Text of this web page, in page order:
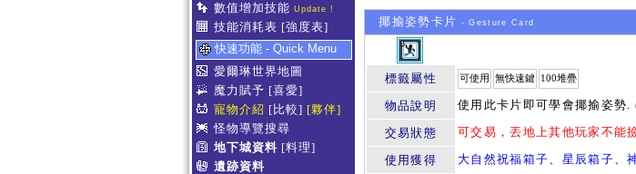
數值增加技能 Update !
技能消耗表 [強度表]
快速功能 - Quick Menu
愛爾琳世界地圖
魔力賦予 [喜愛]
寵物介紹 [比較] [夥伴]
怪物導覽搜尋
地下城資料 [料理]
遺跡資料
揶揄姿勢卡片 - Gesture Card
標籤屬性 可使用 無快速鍵 100堆疊
物品說明 使用此卡片即可學會揶揄姿勢.
交易狀態 可交易，丟地上其他玩家不能
使用獲得 大自然祝福箱子、 星辰箱子、